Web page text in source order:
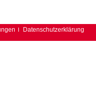
Datenschutzerklärung